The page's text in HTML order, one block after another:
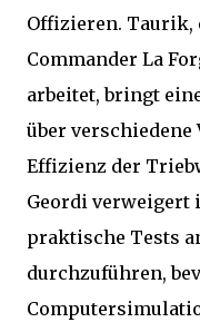
Offizieren. Taurik,
Commander La
arbeitet, bringt
über verschiedene
Effizienz der
Geordi verweigert
praktische Tests
durchzuführen,